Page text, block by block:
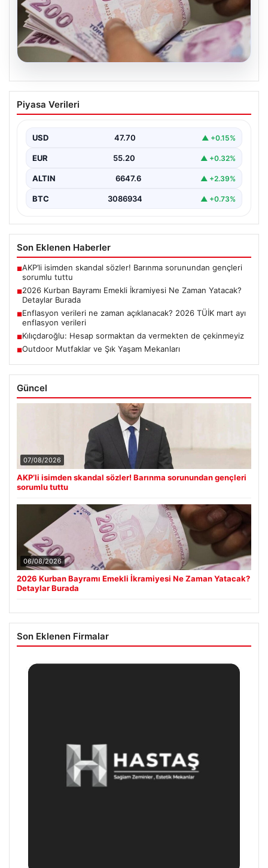
06.08.2026
2026 Kurban Bayramı Emekli İkramiyesi
Ne Zaman Yatacak? Detaylar Burada
milyon emekli vatandaşın merakla beklediği bayram
ikramiyesi…
Piyasa Verileri
USD 47.70 ▲ +0.15%
EUR 55.20 ▲ +0.32%
ALTIN 6647.6 ▲ +2.39%
BTC 3086934 ▲ +0.73%
Son Eklenen Haberler
■AKP’li isimden skandal sözler! Barınma sorunundan gençleri
sorumlu tuttu
■2026 Kurban Bayramı Emekli İkramiyesi Ne Zaman Yatacak?
Detaylar Burada
■Enflasyon verileri ne zaman açıklanacak? 2026 TÜİK mart ayı
enflasyon verileri
■Kılıçdaroğlu: Hesap sormaktan da vermekten de çekinmeyiz
■Outdoor Mutfaklar ve Şık Yaşam Mekanları
Güncel
07/08/2026
AKP’li isimden skandal sözler! Barınma sorunundan gençleri
sorumlu tuttu
06/08/2026
2026 Kurban Bayramı Emekli İkramiyesi Ne Zaman Yatacak?
Detaylar Burada
Son Eklenen Firmalar